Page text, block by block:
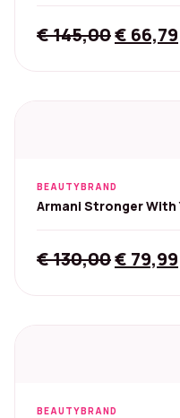
€145,00Original
€ 66,79
BEAUTYBRAND
Armani Stronger With
€130,00Original
€ 79,99
BEAUTYBRAND